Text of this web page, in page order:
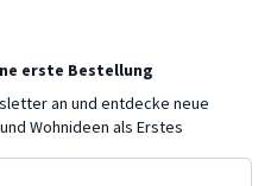
erste Bestellung
an und entdecke neue
Wohnideen als Erstes